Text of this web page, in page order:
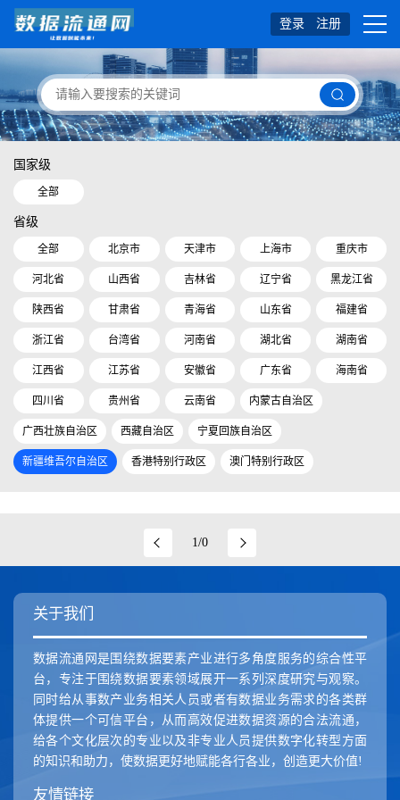
登录 注册
国家级
全部
省级
全部 北京市 天津市 上海市 重庆市
河北省 山西省 吉林省 辽宁省 黑龙江省
陕西省 甘肃省 青海省 山东省 福建省
浙江省 台湾省 河南省 湖北省 湖南省
江西省 江苏省 安徽省 广东省 海南省
四川省 贵州省 云南省 内蒙古自治区
广西壮族自治区 西藏自治区 宁夏回族自治区
新疆维吾尔自治区 香港特别行政区 澳门特别行政区
1/0
关于我们
数据流通网是围绕数据要素产业进行多角度服务的综合性平
台，专注于围绕数据要素领域展开一系列深度研究与观察。
同时给从事数产业务相关人员或者有数据业务需求的各类群
体提供一个可信平台，从而高效促进数据资源的合法流通，
给各个文化层次的专业以及非专业人员提供数字化转型方面
的知识和助力，使数据更好地赋能各行各业，创造更大价值!
友情链接